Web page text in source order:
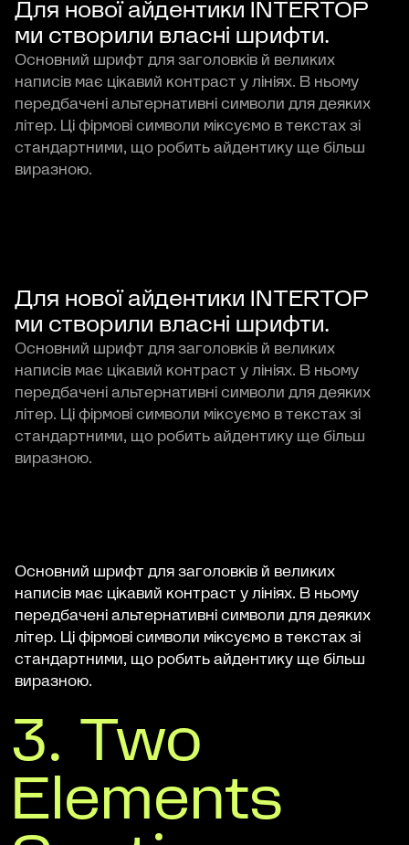
Для нової айдентики INTERTOP
ми створили власні шрифти.
Основний шрифт для заголовків й великих
написів має цікавий контраст у лініях. В ньому
передбачені альтернативні символи для деяких
літер. Ці фірмові символи міксуємо в текстах зі
стандартними, що робить айдентику ще більш
виразною.
Для нової айдентики INTERTOP
ми створили власні шрифти.
Основний шрифт для заголовків й великих
написів має цікавий контраст у лініях. В ньому
передбачені альтернативні символи для деяких
літер. Ці фірмові символи міксуємо в текстах зі
стандартними, що робить айдентику ще більш
виразною.
Основний шрифт для заголовків й великих
написів має цікавий контраст у лініях. В ньому
передбачені альтернативні символи для деяких
літер. Ці фірмові символи міксуємо в текстах зі
стандартними, що робить айдентику ще більш
виразною.
3. Two
Elements